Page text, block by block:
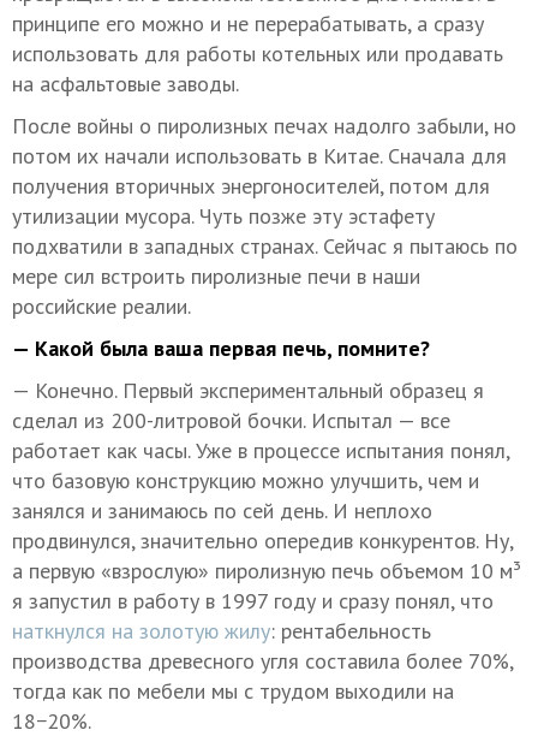
принципе его можно и не перерабатывать, а сразу
использовать для работы котельных или продавать
на асфальтовые заводы.
После войны о пиролизных печах надолго забыли, но
потом их начали использовать в Китае. Сначала для
получения вторичных энергоносителей, потом для
утилизации мусора. Чуть позже эту эстафету
подхватили в западных странах. Сейчас я пытаюсь по
мере сил встроить пиролизные печи в наши
российские реалии.
— Какой была ваша первая печь, помните?
— Конечно. Первый экспериментальный образец я
сделал из 200-литровой бочки. Испытал — все
работает как часы. Уже в процессе испытания понял,
что базовую конструкцию можно улучшить, чем и
занялся и занимаюсь по сей день. И неплохо
продвинулся, значительно опередив конкурентов. Ну,
а первую «взрослую» пиролизную печь объемом 10 м³
я запустил в работу в 1997 году и сразу понял, что
наткнулся на золотую жилу: рентабельность
производства древесного угля составила более 70%,
тогда как по мебели мы с трудом выходили на
18−20%.